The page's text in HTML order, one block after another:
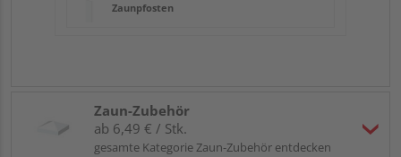
Zaunpfosten
Zaun-Zubehör
ab 6,49 € / Stk.
gesamte Kategorie Zaun-Zubehör entdecken